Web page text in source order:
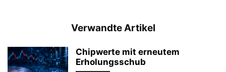
Verwandte Artikel
Chipwerte mit erneutem
Erholungsschub